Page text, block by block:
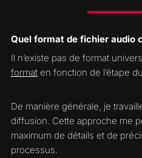
Quel format de fichier audio
Il n’existe pas de format
formaten fonction de l’étape du
De manière générale, je
diffusion. Cette approche me
maximum de détails et de
processus.